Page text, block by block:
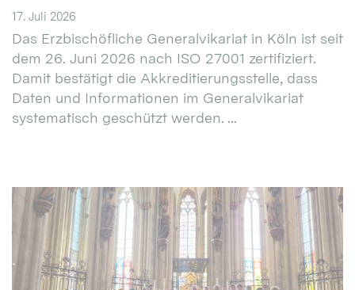
17. Juli 2026
Das Erzbischöfliche Generalvikariat in Köln ist seit
dem 26. Juni 2026 nach ISO 27001 zertifiziert.
Damit bestätigt die Akkreditierungsstelle, dass
Daten und Informationen im Generalvikariat
systematisch geschützt werden. ...